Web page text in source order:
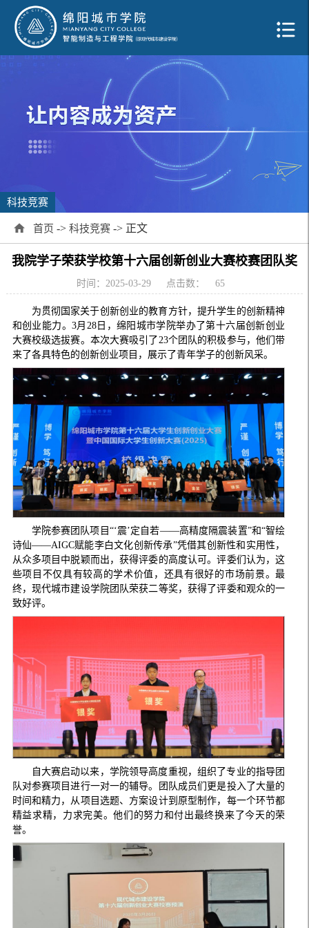
科技竞赛
首页 -> 科技竞赛 -> 正文
我院学子荣获学校第十六届创新创业大赛校赛团队奖
时间：2025-03-29 点击数： 65
为贯彻国家关于创新创业的教育方针，提升学生的创新精神
和创业能力。3月28日，绵阳城市学院举办了第十六届创新创业
大赛校级选拔赛。本次大赛吸引了23个团队的积极参与，他们带
来了各具特色的创新创业项目，展示了青年学子的创新风采。
学院参赛团队项目“‘震’定自若——高精度隔震装置”和“智绘
诗仙——AIGC赋能李白文化创新传承”凭借其创新性和实用性，
从众多项目中脱颖而出，获得评委的高度认可。评委们认为，这
些项目不仅具有较高的学术价值，还具有很好的市场前景。最
终，现代城市建设学院团队荣获二等奖，获得了评委和观众的一
致好评。
自大赛启动以来，学院领导高度重视，组织了专业的指导团
队对参赛项目进行一对一的辅导。团队成员们更是投入了大量的
时间和精力，从项目选题、方案设计到原型制作，每一个环节都
精益求精，力求完美。他们的努力和付出最终换来了今天的荣
誉。